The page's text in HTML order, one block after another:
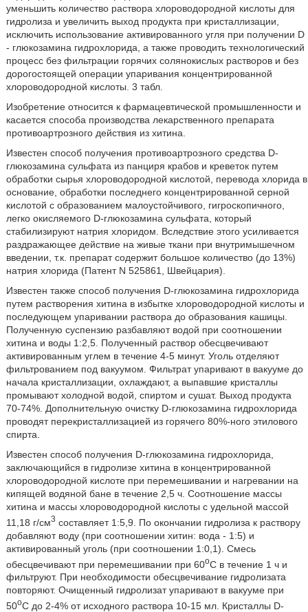
уменьшить количество раствора хлороводородной кислоты для
гидролиза и увеличить выход продукта при кристаллизации,
исключить использование активированного угля при получении D
- глюкозамина гидрохлорида, а также проводить технологический
процесс без фильтрации горячих солянокислых растворов и без
дорогостоящей операции упаривания концентрированной
хлороводородной кислоты. 3 табл.
Изобретение относится к фармацевтической промышленности и
касается способа производства лекарственного препарата
противоартрозного действия из хитина.
Известен способ получения противоартрозного средства D-
глюкозамина сульфата из панциря крабов и креветок путем
обработки сырья хлороводородной кислотой, перевода хлорида в
основание, обработки последнего концентрированной серной
кислотой с образованием малоустойчивого, гигроскопичного,
легко окисляемого D-глюкозамина сульфата, который
стабилизируют натрия хлоридом. Вследствие этого усиливается
раздражающее действие на живые ткани при внутримышечном
введении, т.к. препарат содержит большое количество (до 13%)
натрия хлорида (Патент N 525861, Швейцария).
Известен также способ получения D-глюкозамина гидрохлорида
путем растворения хитина в избытке хлороводородной кислоты и
последующем упаривании раствора до образования кашицы.
Полученную суспензию разбавляют водой при соотношении
хитина и воды 1:2,5. Полученный раствор обесцвечивают
активированным углем в течение 4-5 минут. Уголь отделяют
фильтрованием под вакуумом. Фильтрат упаривают в вакууме до
начала кристаллизации, охлаждают, а выпавшие кристаллы
промывают холодной водой, спиртом и сушат. Выход продукта
70-74%. Дополнительную очистку D-глюкозамина гидрохлорида
проводят перекристаллизацией из горячего 80%-ного этилового
спирта.
Известен способ получения D-глюкозамина гидрохлорида,
заключающийся в гидролизе хитина в концентрированной
хлороводородной кислоте при перемешивании и нагревании на
кипящей водяной бане в течение 2,5 ч. Соотношение массы
хитина и массы хлороводородной кислоты с удельной массой
11,18 г/см3 составляет 1:5,9. По окончании гидролиза к раствору
добавляют воду (при соотношении хитин: вода - 1:5) и
активированный уголь (при соотношении 1:0,1). Смесь
обесцвечивают при перемешивании при 60oC в течение 1 ч и
фильтруют. При необходимости обесцвечивание гидролизата
повторяют. Очищенный гидролизат упаривают в вакууме при
50oC до 2-4% от исходного раствора 10-15 мл. Кристаллы D-